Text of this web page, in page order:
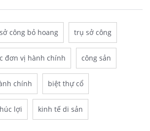
công bỏ hoang trụ sở công
đơn vị hành chính công sản
chính biệt thự cổ
lợi kinh tế di sản